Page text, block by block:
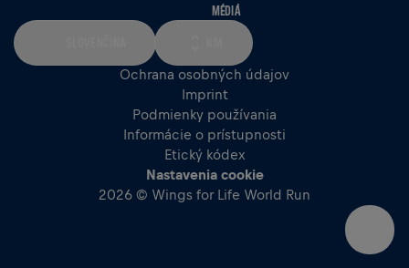
MÉDIÁ
Ochrana osobných údajov
Imprint
Podmienky používania
Informácie o prístupnosti
Etický kódex
Nastavenia cookie
2026 © Wings for Life World Run